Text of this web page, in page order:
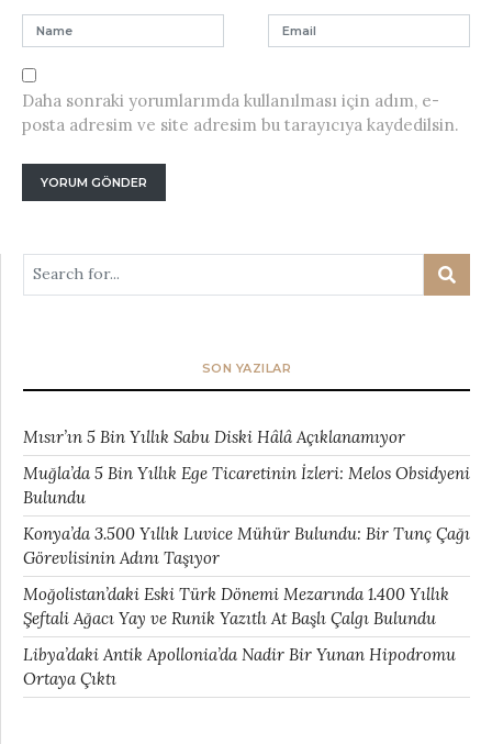
Daha sonraki yorumlarımda kullanılması için adım, e-
posta adresim ve site adresim bu tarayıcıya kaydedilsin.
SON YAZILAR
Mısır’ın 5 Bin Yıllık Sabu Diski Hâlâ Açıklanamıyor
Muğla’da 5 Bin Yıllık Ege Ticaretinin İzleri: Melos Obsidyeni
Bulundu
Konya’da 3.500 Yıllık Luvice Mühür Bulundu: Bir Tunç Çağı
Görevlisinin Adını Taşıyor
Moğolistan’daki Eski Türk Dönemi Mezarında 1.400 Yıllık
Şeftali Ağacı Yay ve Runik Yazıtlı At Başlı Çalgı Bulundu
Libya’daki Antik Apollonia’da Nadir Bir Yunan Hipodromu
Ortaya Çıktı